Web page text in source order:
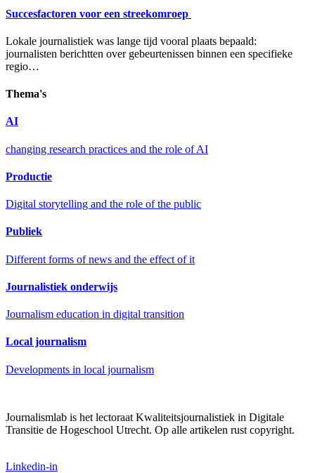
Succesfactoren voor een streekomroep
Lokale journalistiek was lange tijd vooral plaats bepaald:
journalisten berichtten over gebeurtenissen binnen een specifieke
regio…
Thema's
AI
changing research practices and the role of AI
Productie
Digital storytelling and the role of the public
Publiek
Different forms of news and the effect of it
Journalistiek onderwijs
Journalism education in digital transition
Local journalism
Developments in local journalism
Journalismlab is het lectoraat Kwaliteitsjournalistiek in Digitale
Transitie de Hogeschool Utrecht. Op alle artikelen rust copyright.
Linkedin-in